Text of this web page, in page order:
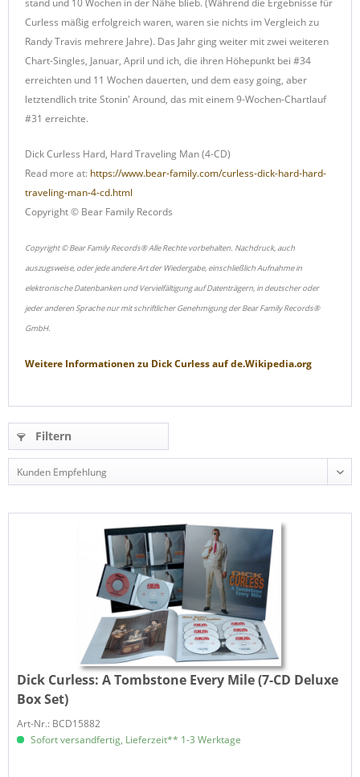
stand und 10 Wochen in der Nähe blieb. (Während die Ergebnisse für
Curless mäßig erfolgreich waren, waren sie nichts im Vergleich zu
Randy Travis mehrere Jahre). Das Jahr ging weiter mit zwei weiteren
Chart-Singles, Januar, April und ich, die ihren Höhepunkt bei #34
erreichten und 11 Wochen dauerten, und dem easy going, aber
letztendlich trite Stonin' Around, das mit einem 9-Wochen-Chartlauf
#31 erreichte.
Dick Curless Hard, Hard Traveling Man (4-CD)
Read more at: https://www.bear-family.com/curless-dick-hard-hard-
traveling-man-4-cd.html
Copyright © Bear Family Records
Copyright © Bear Family Records® Alle Rechte vorbehalten. Nachdruck, auch
auszugsweise, oder jede andere Art der Wiedergabe, einschließlich Aufnahme in
elektronische Datenbanken und Vervielfältigung auf Datenträgern, in deutscher oder
jeder anderen Sprache nur mit schriftlicher Genehmigung der Bear Family Records®
GmbH.
Weitere Informationen zu Dick Curlessaufde.Wikipedia.org
Filtern
Dick Curless:A Tombstone Every Mile (7-CD Deluxe
Box Set)
Art-Nr.: BCD15882
Sofort versandfertig, Lieferzeit** 1-3 Werktage